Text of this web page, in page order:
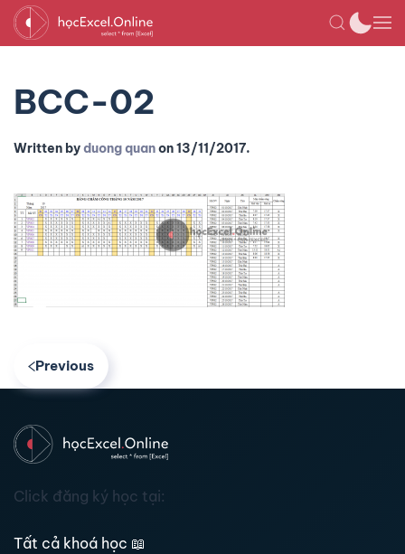
BCC-02
Written byduong quanon13/11/2017.
Previous
Click đăng ký học tại:
Tất cả khoá học 📖